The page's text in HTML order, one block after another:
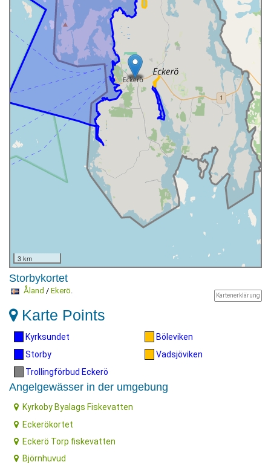
3 km
Storbykortet
Kartenerklärung
Åland / Ekerö.
Karte Points
Kyrksundet
Storby
Trollingförbud Eckerö
Böleviken
Vadsjöviken
Angelgewässer in der umgebung
Kyrkoby Byalags Fiskevatten
Eckerökortet
Eckerö Torp fiskevatten
Björnhuvud